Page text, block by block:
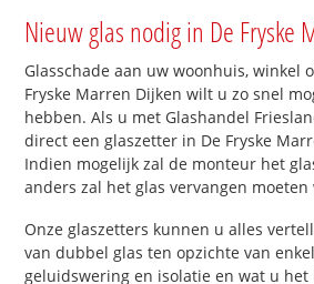
Nieuw glas nodig in De Fryske
Glasschade aan uw woonhuis, winkel
Fryske Marren Dijken wilt u zo snel
hebben. Als u met Glashandel
direct een glaszetter in De Fryske
Indien mogelijk zal de monteur het
anders zal het glas vervangen moeten
Onze glaszetters kunnen u alles
van dubbel glas ten opzichte van
geluidswering en isolatie en wat u